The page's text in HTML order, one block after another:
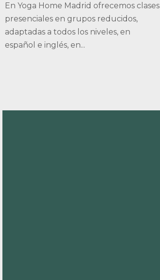
En Yoga Home Madrid ofrecemos clases
presenciales en grupos reducidos,
adaptadas a todos los niveles, en
español e inglés, en...